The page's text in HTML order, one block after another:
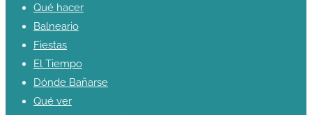
Qué hacer
Balneario
Fiestas
El Tiempo
Dónde Bañarse
Qué ver